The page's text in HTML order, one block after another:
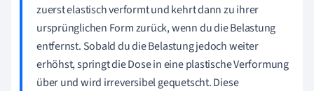
zuerst elastisch verformt und kehrt dann zu ihrer
ursprünglichen Form zurück, wenn du die Belastung
entfernst. Sobald du die Belastung jedoch weiter
erhöhst, springt die Dose in eine plastische Verformung
über und wird irreversibel gequetscht. Diese